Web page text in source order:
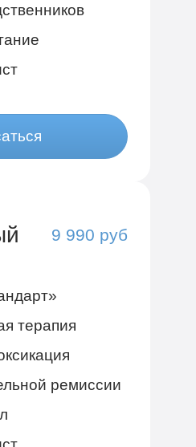
9 990 руб
терапия
ремиссии